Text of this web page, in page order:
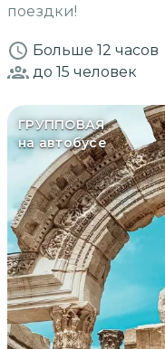
поездки!
Больше 12 часов
до 15 человек
ГРУППОВАЯ
на автобусе